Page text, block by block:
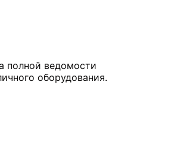
полной ведомости
оборудования.